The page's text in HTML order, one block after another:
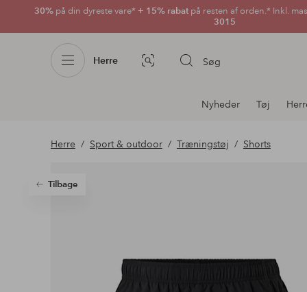
30% på din dyreste vare* + 15% rabatpå resten af orden.* Inkl.
3015
Herre Billedsøgning Søg
Afdelningsnavigation
Nyheder Tøj
Herre Sport & outdoor Træningstøj Shorts
Tilbage